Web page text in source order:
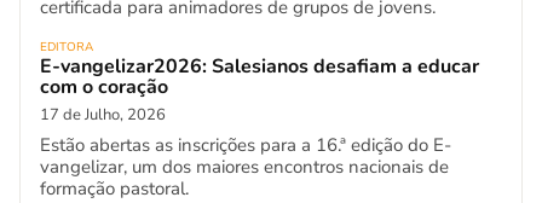
certificada para animadores de grupos de jovens.
EDITORA
E-vangelizar2026: Salesianos desafiam a educar
com o coração
17 de Julho, 2026
Estão abertas as inscrições para a 16.ª edição do E-
vangelizar, um dos maiores encontros nacionais de
formação pastoral.